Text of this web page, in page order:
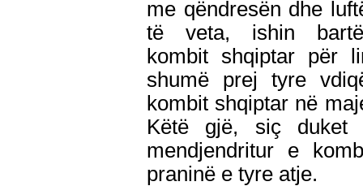
me qëndresën dhe
të veta, ishin
kombit shqiptar për
shumë prej tyre
kombit shqiptar në
Këtë gjë, siç
mendjendritur e
praninë e tyre atje.